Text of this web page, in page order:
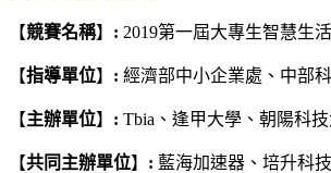
【競賽名稱】 : 2019第一屆大專生智慧生
【指導單位】 : 經濟部中小企業處、中部
【主辦單位】 : Tbia、逢甲大學、朝陽科
【共同 主辦單位】 : 藍海加速器、培升科